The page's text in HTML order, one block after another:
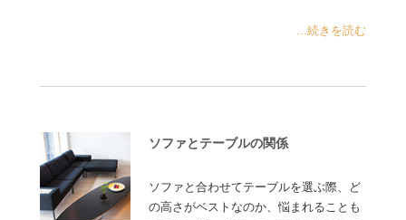
...続きを読む
ソファとテーブルの関係
ソファと合わせてテーブルを選ぶ際、ど
の高さがベストなのか、悩まれることも